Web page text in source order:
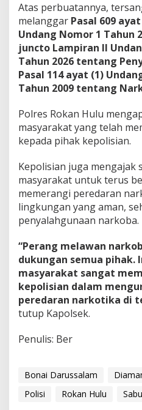
Atas perbuatannya,
melanggar Pasal 609
Undang Nomor 1 Tahun
juncto Lampiran II
Tahun 2026 tentang
Pasal 114 ayat (1)
Tahun 2009 tentang
Polres Rokan Hulu
masyarakat yang telah
kepada pihak kepolisian.
Kepolisian juga mengajak
masyarakat untuk terus
memerangi peredaran
lingkungan yang aman,
penyalahgunaan narkoba.
“Perang melawan
dukungan semua pihak.
masyarakat sangat
kepolisian dalam
peredaran narkotika di
tutup Kapolsek.
Penulis: Ber
Bonai Darussalam
Polisi
Rokan Hulu Sabu